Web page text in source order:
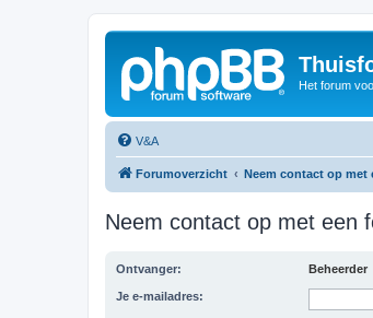
Het forum
V&A
Forumoverzicht Neem contact op met
Neem contact op met een
Ontvanger: Beheerder
Je e-mailadres: